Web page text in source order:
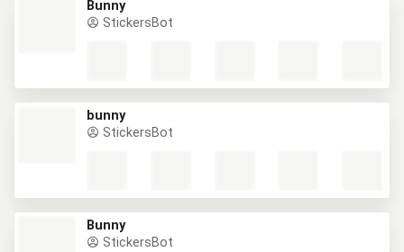
Bunny
StickersBot
bunny
StickersBot
Bunny
StickersBot